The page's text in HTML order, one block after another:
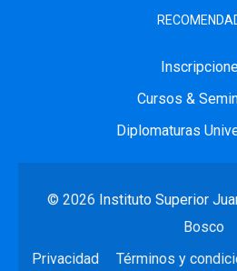
Cursos &
Diplomaturas
© 2026 Instituto Superior
Bosco
Privacidad
Términos y